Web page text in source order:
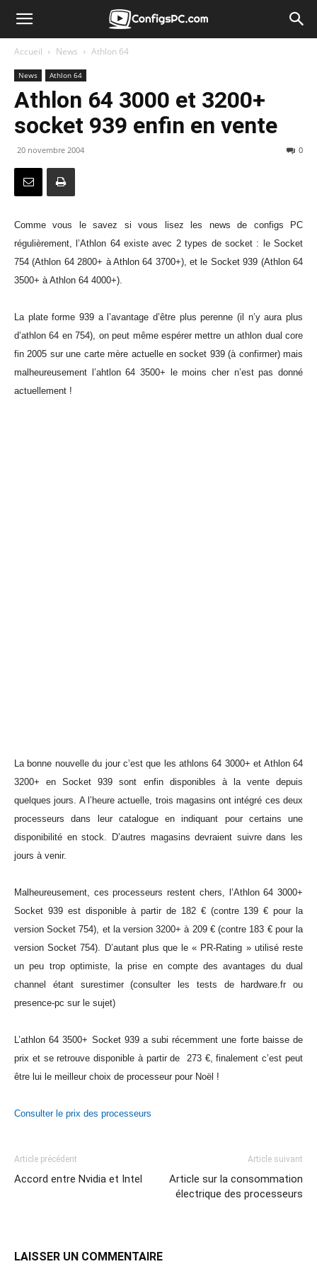
Accueil News Athlon 64
News Athlon 64
Athlon 64 3000 et 3200+
socket 939 enfin en vente
20 novembre 2004 0
Comme vous le savez si vous lisez les news de configs PC
régulièrement, l’Athlon 64 existe avec 2 types de socket : le Socket
754 (Athlon 64 2800+ à Athlon 64 3700+), et le Socket 939 (Athlon 64
3500+ à Athlon 64 4000+).
La plate forme 939 a l’avantage d’être plus perenne (il n’y aura plus
d’athlon 64 en 754), on peut même espérer mettre un athlon dual core
fin 2005 sur une carte mère actuelle en socket 939 (à confirmer) mais
malheureusement l’ahtlon 64 3500+ le moins cher n’est pas donné
actuellement !
La bonne nouvelle du jour c’est que les athlons 64 3000+ et Athlon 64
3200+ en Socket 939 sont enfin disponibles à la vente depuis
quelques jours. A l’heure actuelle, trois magasins ont intégré ces deux
processeurs dans leur catalogue en indiquant pour certains une
disponibilité en stock. D’autres magasins devraient suivre dans les
jours à venir.
Malheureusement, ces processeurs restent chers, l’Athlon 64 3000+
Socket 939 est disponible à partir de 182 € (contre 139 € pour la
version Socket 754), et la version 3200+ à 209 € (contre 183 € pour la
version Socket 754). D’autant plus que le « PR-Rating » utilisé reste
un peu trop optimiste, la prise en compte des avantages du dual
channel étant surestimer (consulter les tests de hardware.fr ou
presence-pc sur le sujet)
L’athlon 64 3500+ Socket 939 a subi récemment une forte baisse de
prix et se retrouve disponible à partir de 273 €, finalement c’est peut
être lui le meilleur choix de processeur pour Noël !
Consulter le prix des processeurs
Article précédent
Accord entre Nvidia et Intel
Article suivant
Article sur la consommation
électrique des processeurs
LAISSER UN COMMENTAIRE